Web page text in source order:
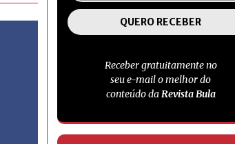
Receber gratuitamente no
seu e-mail o melhor do
conteúdo daRevista Bula